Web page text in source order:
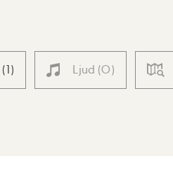
(1) Ljud (0)